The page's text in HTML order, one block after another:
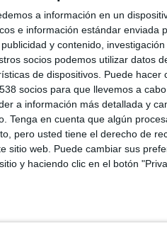
a información en un
e información estándar enviada
y contenido,
socios podemos utilizar datos
de dispositivos. Puede hacer
socios para que llevemos a
a información más detallada y
Tenga en cuenta que algún
pero usted tiene el derecho de
sitio web. Puede cambiar sus
y haciendo clic en el botón